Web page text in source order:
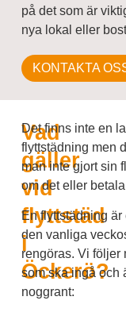
på det som är
nya lokal eller
KONTAKTA
Vad
gäller
vid
flyttstäd
i
Öckerö?
Det finns inte en
flyttstädning men
man inte gjort sin
om det eller
En flyttstädning
den vanliga
rengöras. Vi följer
som ska ingå och
noggrant: